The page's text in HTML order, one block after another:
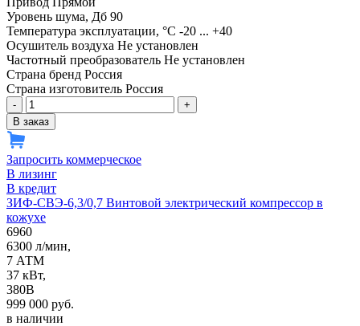
Уровень шума, Дб 90
Температура эксплуатации, °С -20 ... +40
Осушитель воздуха Не установлен
Частотный преобразователь Не установлен
Страна бренд Россия
Страна изготовитель Россия
-
+
В заказ
Запросить коммерческое
В лизинг
В кредит
ЗИФ-СВЭ-6,3/0,7 Винтовой электрический компрессор в
кожухе
6960
6300 л/мин,
7 АТМ
37 кВт,
380В
999 000 руб.
в наличии